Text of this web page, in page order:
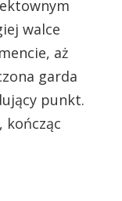
walce
aż
garda
punkt.
kończąc